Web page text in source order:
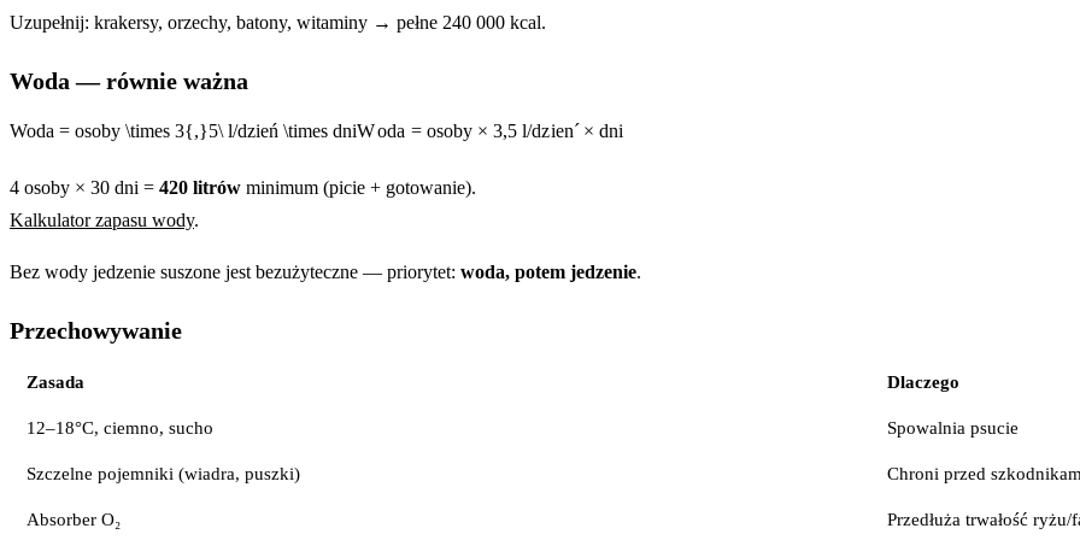
Uzupełnij: krakersy, orzechy, batony, witaminy → pełne 240 000 kcal.
Woda — równie ważna
Woda = osoby \times 3{,}5\ l/dzień \times dniWoda = osoby × 3,5 l/dzienˊ × dni
4 osoby × 30 dni = 420 litrów minimum (picie + gotowanie).
Kalkulator zapasu wody.
Bez wody jedzenie suszone jest bezużyteczne — priorytet: woda, potem jedzenie.
Przechowywanie
Zasada Dlaczego
12–18°C, ciemno, sucho Spowalnia psucie
Szczelne pojemniki (wiadra, puszki) Chroni przed
Absorber O₂ Przedłuża trwałość ryżu/